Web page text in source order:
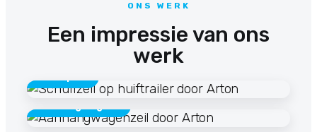
ONS WERK
Een impressie van ons
werk